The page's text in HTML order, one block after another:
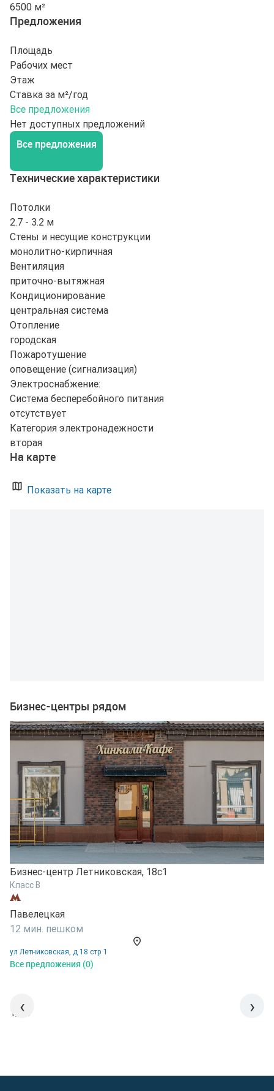
6500 м²
Предложения
Площадь
Рабочих мест
Этаж
Ставка за м²/год
Все предложения
Нет доступных предложений
Все предложения
Технические характеристики
Потолки
2.7 - 3.2 м
Стены и несущие конструкции
монолитно-кирпичная
Вентиляция
приточно-вытяжная
Кондиционирование
центральная система
Отопление
городская
Пожаротушение
оповещение (сигнализация)
Электроснабжение:
Система бесперебойного питания
отсутствует
Категория электронадежности
вторая
На карте
Показать на карте
Бизнес-центры рядом
Бизнес-центр Летниковская, 18с1
Класс B
Павелецкая
12 мин. пешком
ул Летниковская, д 18 стр 1
Все предложения (0)
‹ ›
1/15